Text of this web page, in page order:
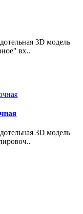
3D модель
вх..
3D модель